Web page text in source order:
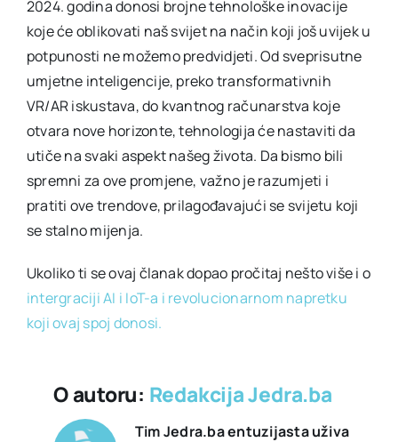
2024. godina donosi brojne tehnološke inovacije
koje će oblikovati naš svijet na način koji još uvijek u
potpunosti ne možemo predvidjeti. Od sveprisutne
umjetne inteligencije, preko transformativnih
VR/AR iskustava, do kvantnog računarstva koje
otvara nove horizonte, tehnologija će nastaviti da
utiče na svaki aspekt našeg života. Da bismo bili
spremni za ove promjene, važno je razumjeti i
pratiti ove trendove, prilagođavajući se svijetu koji
se stalno mijenja.
Ukoliko ti se ovaj članak dopao pročitaj nešto više i o
intergraciji AI i IoT-a i revolucionarnom napretku
koji ovaj spoj donosi.
O autoru: Redakcija Jedra.ba
Tim Jedra.ba entuzijasta uživa